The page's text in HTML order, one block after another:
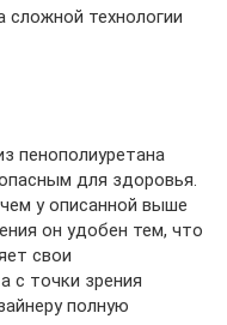
технологии
пенополиуретана
для здоровья.
у описанной выше
он удобен тем, что
свои
с точки зрения
полную